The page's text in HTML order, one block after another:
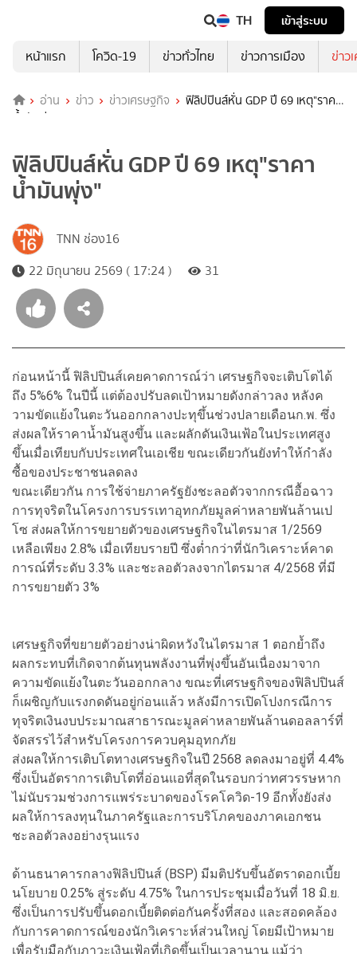
TH
เข้าสู่ระบบ
หน้าแรก
โควิด-19 ข่าวทั่วไทย ข่าวการเมือง ข่าว
อ่าน ข่าว ข่าวเศรษฐกิจ
ฟิลิปปินส์หั่น GDP ปี 69 เหตุ"ราคา
น้ำมันพุ่ง"
ฟิลิปปินส์หั่น GDP ปี 69 เหตุ"ราคา
น้ำมันพุ่ง"
TNN ช่อง16
22 มิถุนายน 2569 ( 17:24 )
31
ก่อนหน้านี้ ฟิลิปปินส์เคยคาดการณ์ว่า เศรษฐกิจจะเติบโตได้
ถึง 5%6% ในปีนี้ แต่ต้องปรับลดเป้าหมายดังกล่าวลง หลังค
วามขัดแย้งในตะวันออกกลางปะทุขึ้นช่วงปลายเดือนก.พ. ซึ่ง
ส่งผลให้ราคาน้ำมันสูงขึ้น และผลักดันเงินเฟ้อในประเทศสูง
ขึ้นเมื่อเทียบกับประเทศในเอเชีย ขณะเดียวกันยังทำให้กำลัง
ซื้อของประชาชนลดลง
ขณะเดียวกัน การใช้จ่ายภาครัฐยังชะลอตัวจากกรณีอื้อฉาว
การทุจริตในโครงการบรรเทาอุทกภัยมูลค่าหลายพันล้านเป
โซ ส่งผลให้การขยายตัวของเศรษฐกิจในไตรมาส 1/2569
เหลือเพียง 2.8% เมื่อเทียบรายปี ซึ่งต่ำกว่าที่นักวิเคราะห์คาด
การณ์ที่ระดับ 3.3% และชะลอตัวลงจากไตรมาส 4/2568 ที่มี
การขยายตัว 3%
เศรษฐกิจที่ขยายตัวอย่างน่าผิดหวังในไตรมาส 1 ตอกย้ำถึง
ผลกระทบที่เกิดจากต้นทุนพลังงานที่พุ่งขึ้นอันเนื่องมาจาก
ความขัดแย้งในตะวันออกกลาง ขณะที่เศรษฐกิจของฟิลิปปินส์
ก็เผชิญกับแรงกดดันอยู่ก่อนแล้ว หลังมีการเปิดโปงกรณีการ
ทุจริตเงินงบประมาณสาธารณะมูลค่าหลายพันล้านดอลลาร์ที่
จัดสรรไว้สำหรับโครงการควบคุมอุทกภัย
ส่งผลให้การเติบโตทางเศรษฐกิจในปี 2568 ลดลงมาอยู่ที่ 4.4%
ซึ่งเป็นอัตราการเติบโตที่อ่อนแอที่สุดในรอบกว่าทศวรรษหาก
ไม่นับรวมช่วงการแพร่ระบาดของโรคโควิด-19 อีกทั้งยังส่ง
ผลให้การลงทุนในภาครัฐและการบริโภคของภาคเอกชน
ชะลอตัวลงอย่างรุนแรง
ด้านธนาคารกลางฟิลิปปินส์ (BSP) มีมติปรับขึ้นอัตราดอกเบี้ย
นโยบาย 0.25% สู่ระดับ 4.75% ในการประชุมเมื่อวันที่ 18 มิ.ย.
ซึ่งเป็นการปรับขึ้นดอกเบี้ยติดต่อกันครั้งที่สอง และสอดคล้อง
กับการคาดการณ์ของนักวิเคราะห์ส่วนใหญ่ โดยมีเป้าหมาย
เพื่อรับมือกับภาวะเงินเฟ้อที่เกิดขึ้นเป็นเวลานาน แม้ว่า